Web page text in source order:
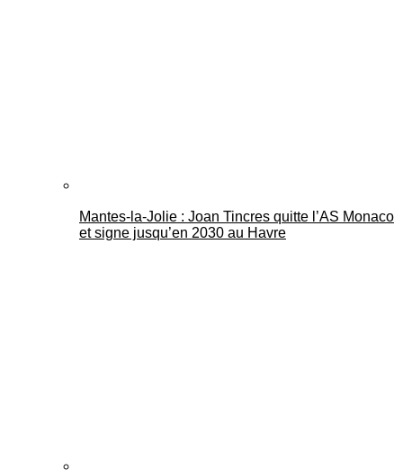
Mantes-la-Jolie : Joan Tincres quitte l’AS Monaco
et signe jusqu’en 2030 au Havre